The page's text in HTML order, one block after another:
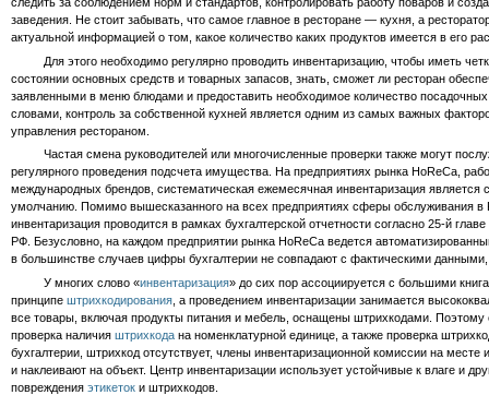
заведения. Не стоит забывать, что самое главное в ресторане — кухня, а
актуальной информацией о том, какое количество каких продуктов имеется в его
Для этого необходимо регулярно проводить инвентаризацию, чтобы иметь
состоянии основных средств и товарных запасов, знать, сможет ли ресторан
заявленными в меню блюдами и предоставить необходимое количество
словами, контроль за собственной кухней является одним из самых важных
управления рестораном.
Частая смена руководителей или многочисленные проверки также могут
регулярного проведения подсчета имущества. На предприятиях рынка HoReCa,
международных брендов, систематическая ежемесячная инвентаризация является
умолчанию. Помимо вышесказанного на всех предприятиях сферы обслуживания в
инвентаризация проводится в рамках бухгалтерской отчетности согласно 25‑й
РФ. Безусловно, на каждом предприятии рынка HoReCa ведется
в большинстве случаев цифры бухгалтерии не совпадают с фактическими
У многих слово «инвентаризация» до сих пор ассоциируется с большими
принципе штрихкодирования, а проведением инвентаризации занимается
все товары, включая продукты питания и мебель, оснащены штрихкодами.
проверка наличия штрихкодана номенклатурной единице, а также проверка
бухгалтерии, штрихкод отсутствует, члены инвентаризационной комиссии на
и наклеивают на объект. Центр инвентаризации использует устойчивые к влаге и
повреждения этикетоки штрихкодов.